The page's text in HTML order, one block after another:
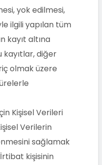
yok edilmesi,
ilgili yapılan tüm
kayıt altına
kayıtlar, diğer
olmak üzere
Kişisel Verileri
Verilerin
sağlamak
kişisinin